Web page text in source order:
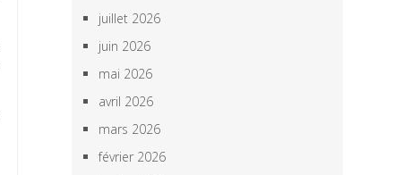
juillet 2026
juin 2026
mai 2026
avril 2026
mars 2026
février 2026